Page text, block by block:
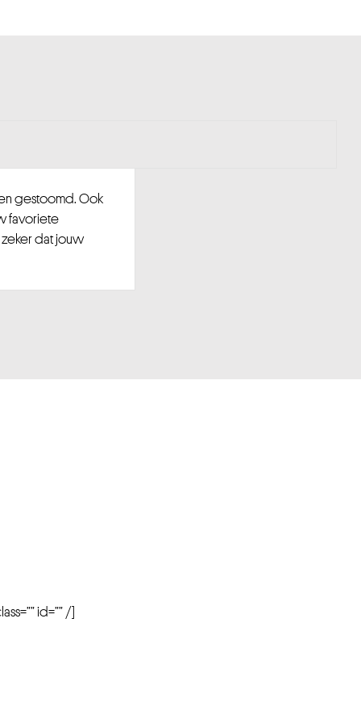
gestoomd. Ook
favoriete
dat jouw
id=”” /]